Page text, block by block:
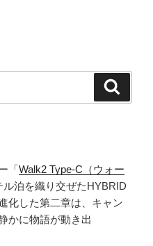
「Walk2 Type‑C（ウォー
ル泊を織り交ぜたHYBRID
化した第二章は、キャン
かに物語が動き出